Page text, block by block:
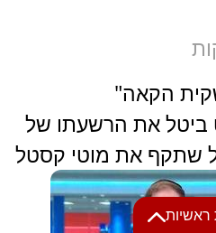
ראשיות
הקאה"
את הרשעתו של
שתקף את מוטי קסטל